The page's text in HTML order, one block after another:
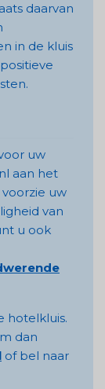
daarvan
in de kluis
uw
aan het
uw
van
u ook
hotelkluis.
dan
of bel naar